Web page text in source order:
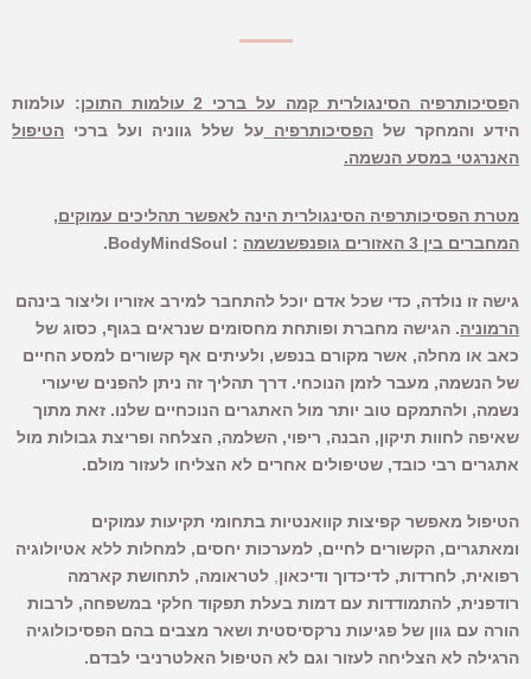
הפסיכותרפיה הסינגולרית קמה על ברכי 2 עולמות התוכן
: עולמות
הידע והמחקר שלהפסיכותרפיה על שלל גווניה ועל ברכי הטיפול
האנרגטי במסע הנשמה.
מטרת הפסיכותרפיה הסינגולרית הינה לאפשר תהליכים עמוקים,
המחברים בין 3 האזורים
גופנפשנשמה : BodyMindSoul.
גישה זו נולדה, כדי שכל אדם יוכל להתחבר למירב אזוריו וליצור בינהם
הרמוניה. הגישה מחברת ופותחת מחסומים שנראים בגוף, כסוג של
כאב או מחלה, אשר מקורם בנפש, ולעיתים אף קשורים למסע החיים
של הנשמה, מעבר לזמן הנוכחי. דרך תהליך זה ניתן להפנים שיעורי
נשמה, ולהתמקם טוב יותר מול האתגרים הנוכחיים שלנו. זאת מתוך
שאיפה לחוות תיקון, הבנה, ריפוי, השלמה, הצלחה ופריצת גבולות מול
אתגרים רבי כובד, שטיפולים אחרים לא הצליחו לעזור מולם.
הטיפול מאפשר קפיצות קוואנטיות בתחומי תקיעות עמוקים
ומאתגרים, הקשורים לחיים, למערכות יחסים, למחלות ללא אטיולוגיה
רפואית, לחרדות, לדיכדוך ודיכאון, לטראומה, לתחושת קארמה
רודפנית, להתמודדות עם דמות בעלת תפקוד חלקי במשפחה, לרבות
הורה עם גוון של פגיעות נרקסיסטית ושאר מצבים בהם הפסיכולוגיה
הרגילה לא הצליחה לעזור וגם לא הטיפול האלטרניבי לבדם.